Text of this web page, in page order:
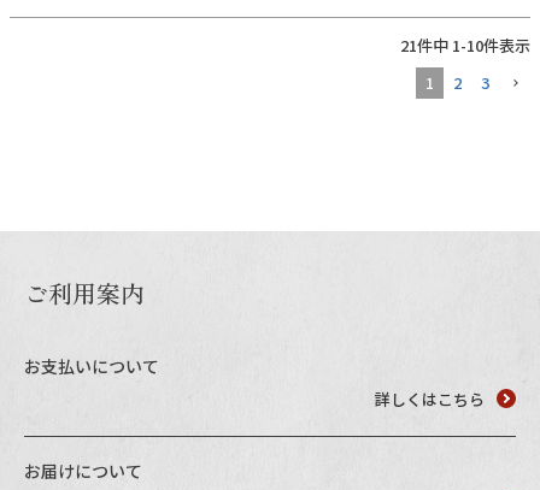
21件中 1-10件表示
1
2 3
ご利用案内
お支払いについて
詳しくはこちら
お届けについて